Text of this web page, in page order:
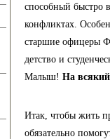
способный быстро
конфликтах.
старшие офицеры
детство и
Малыш! На всякий
Итак, чтобы жить
обязательно